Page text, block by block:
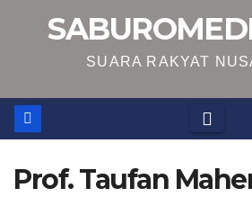
SUARA RAKYAT
Prof. Taufan